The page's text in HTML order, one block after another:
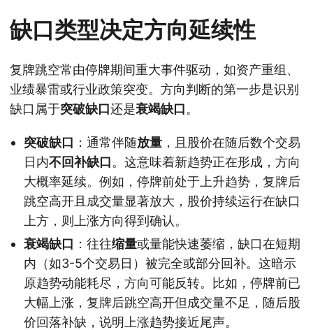
缺口类型决定方向延续性
复牌跳空常由停牌期间重大事件驱动，如资产重组、
业绩暴雷或行业政策突变。方向判断的第一步是识别
缺口属于突破缺口还是衰竭缺口。
突破缺口 ：通常伴随放量 ，且股价在随后数个交易
日内不回补缺口。这意味着新趋势正在形成，方向
大概率延续。例如，停牌前处于上升趋势，复牌后
跳空高开且成交量显著放大，股价持续运行在缺口
上方，则上涨方向得到确认。
衰竭缺口 ：往往缩量或量能快速萎缩，缺口在短期
内（如3-5个交易日）被完全或部分回补。这暗示
原趋势动能耗尽，方向可能反转。比如，停牌前已
大幅上涨，复牌后跳空高开但成交量不足，随后股
价回落补缺，说明上涨趋势接近尾声。